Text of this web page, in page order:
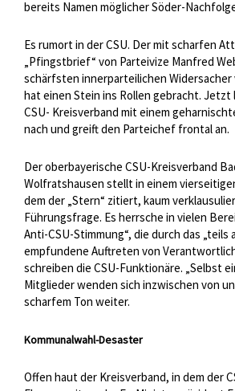
bereits Namen möglicher Söder-
Es rumort in der CSU. Der mit scharfen
„Pfingstbrief“ von Parteivize Manfred
schärfsten innerparteilichen Widersacher
hat einen Stein ins Rollen gebracht.
CSU- Kreisverband mit einem
nach und greift den Parteichef frontal an.
Der oberbayerische CSU-Kreisverband
Wolfratshausen stellt in einem
dem der „Stern“ zitiert, kaum
Führungsfrage. Es herrsche in vielen
Anti-CSU-Stimmung“, die durch das „teils
empfundene Auftreten von
schreiben die CSU-Funktionäre. „Selbst
Mitglieder wenden sich inzwischen von
scharfem Ton weiter.
Kommunalwahl-Desaster
Offen haut der Kreisverband, in dem der